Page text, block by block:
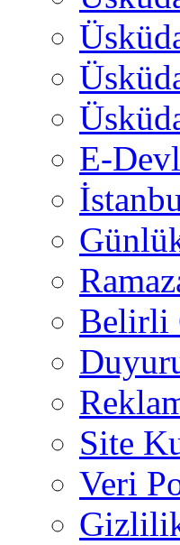
E-
Belirli
Site
Veri